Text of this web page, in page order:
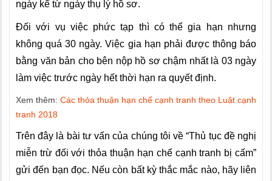
ngày kể từ ngày thụ lý hồ sơ.
Đối với vụ việc phức tạp thì có thể gia hạn nhưng
không quá 30 ngày. Việc gia hạn phải được thông báo
bằng văn bản cho bên nộp hồ sơ chậm nhất là 03 ngày
làm việc trước ngày hết thời hạn ra quyết định.
Xem thêm: Các thỏa thuận hạn chế cạnh tranh theo Luật cạnh
tranh 2018
Trên đây là bài tư vấn của chúng tôi về “Thủ tục đề nghị
miễn trừ đối với thỏa thuận hạn chế cạnh tranh bị cấm”
gửi đến bạn đọc. Nếu còn bất kỳ thắc mắc nào, hãy liên